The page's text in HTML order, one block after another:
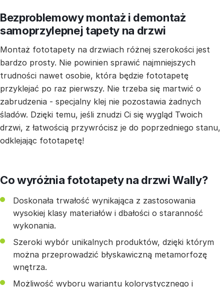
Bezproblemowy montaż i demontaż
samoprzylepnej tapety na drzwi
Montaż fototapety na drzwiach różnej szerokości jest
bardzo prosty. Nie powinien sprawić najmniejszych
trudności nawet osobie, która będzie fototapetę
przyklejać po raz pierwszy. Nie trzeba się martwić o
zabrudzenia - specjalny klej nie pozostawia żadnych
śladów. Dzięki temu, jeśli znudzi Ci się wygląd Twoich
drzwi, z łatwością przywrócisz je do poprzedniego stanu,
odklejając fototapetę!
Co wyróżnia fototapety na drzwi Wally?
Doskonała trwałość wynikająca z zastosowania
wysokiej klasy materiałów i dbałości o staranność
wykonania.
Szeroki wybór unikalnych produktów, dzięki którym
można przeprowadzić błyskawiczną metamorfozę
wnętrza.
Możliwość wyboru wariantu kolorystycznego i